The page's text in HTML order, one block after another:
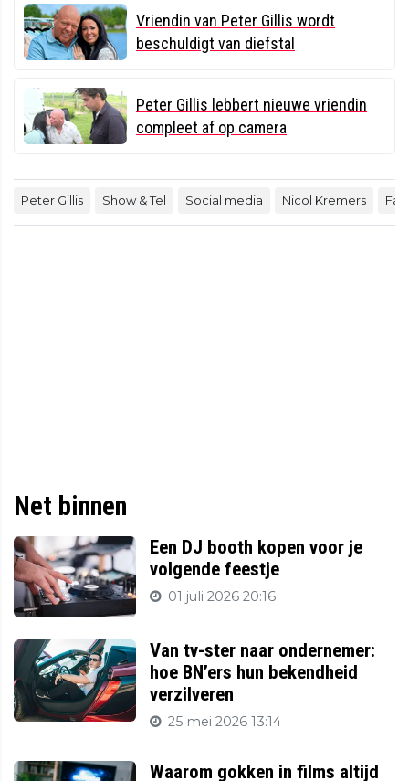
Vriendin van Peter Gillis wordt
beschuldigt van diefstal
Peter Gillis lebbert nieuwe vriendin
compleet af op camera
Peter Gillis Show & Tel Social media Nicol Kremers
Net binnen
Een DJ booth kopen voor je
volgende feestje
01 juli 2026 20:16
Van tv-ster naar ondernemer:
hoe BN’ers hun bekendheid
verzilveren
25 mei 2026 13:14
Waarom gokken in films altijd